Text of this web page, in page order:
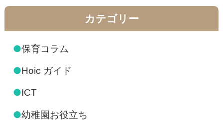
カテゴリー
●保育コラム
●Hoic ガイド
●ICT
●幼稚園お役立ち